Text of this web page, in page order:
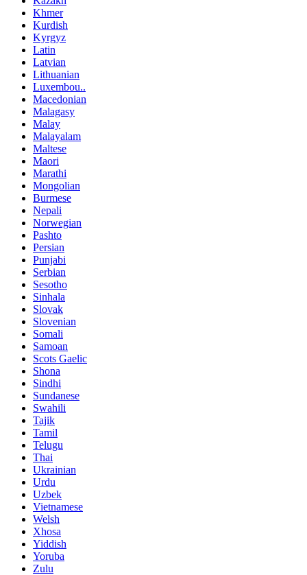
Khmer
Kurdish
Kyrgyz
Latin
Latvian
Lithuanian
Luxembou..
Macedonian
Malagasy
Malay
Malayalam
Maltese
Maori
Marathi
Mongolian
Burmese
Nepali
Norwegian
Pashto
Persian
Punjabi
Serbian
Sesotho
Sinhala
Slovak
Slovenian
Somali
Samoan
Scots Gaelic
Shona
Sindhi
Sundanese
Swahili
Tajik
Tamil
Telugu
Thai
Ukrainian
Urdu
Uzbek
Vietnamese
Welsh
Xhosa
Yiddish
Yoruba
Zulu